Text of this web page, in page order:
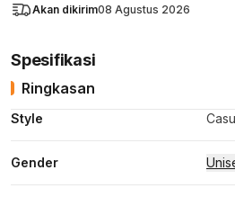
Akan dikirim08 Agustus 2026
Spesifikasi
Ringkasan
Style
Gender